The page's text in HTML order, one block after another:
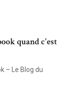
quand c'est
– Le Blog du